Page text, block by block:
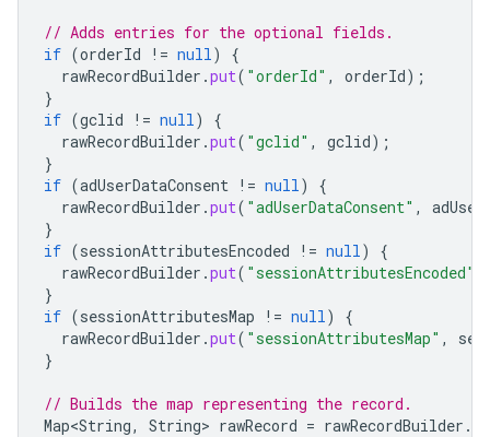
// Adds entries for the optional fields.
if (orderId != null)
{
rawRecordBuilder .put( "orderId" , orderId);
}
if (gclid != null)
{
rawRecordBuilder .put( "gclid" , gclid);
}
if (adUserDataConsent != null)
{
rawRecordBuilder .put( "adUserDataConsent" ,
}
if (sessionAttributesEncoded != null)
{
rawRecordBuilder .put( "sessionAttributesEncoded"
}
if (sessionAttributesMap != null)
{
rawRecordBuilder .put( "sessionAttributesMap" ,
}
// Builds the map representing the record.
Map<String, String> rawRecord = rawRecordBuilder .